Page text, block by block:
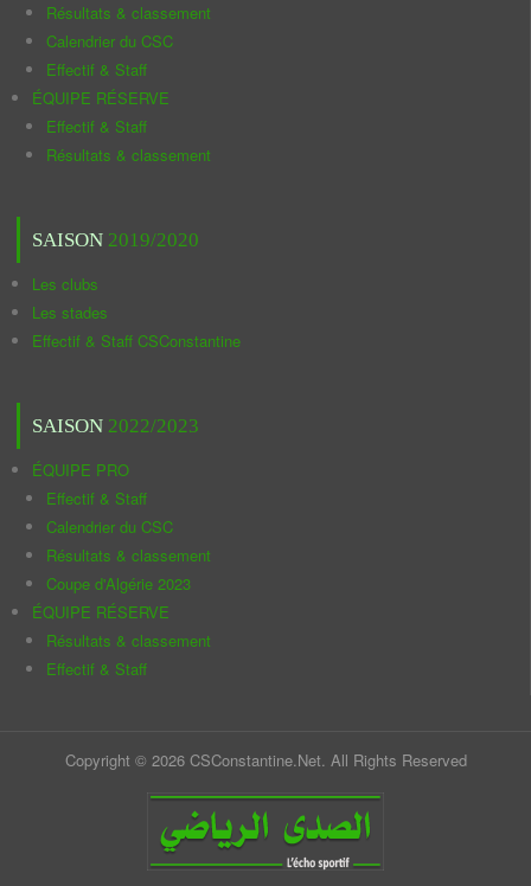
Résultats & classement
Calendrier du CSC
Effectif & Staff
ÉQUIPE RÉSERVE
Effectif & Staff
Résultats & classement
SAISON 2019/2020
Les clubs
Les stades
Effectif & Staff CSConstantine
SAISON 2022/2023
ÉQUIPE PRO
Effectif & Staff
Calendrier du CSC
Résultats & classement
Coupe d'Algérie 2023
ÉQUIPE RÉSERVE
Résultats & classement
Effectif & Staff
Copyright © 2026 CSConstantine.Net. All Rights Reserved